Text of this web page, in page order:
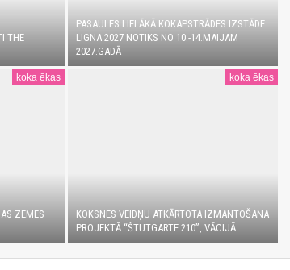
THE
PASAULES LIELĀKĀ KOKAPSTRĀDES IZSTĀDE
LIGNA 2027 NOTIKS NO 10.-14.MAIJAM
2027.GADĀ
koka ēkas
ZEMES
koka ēkas
KOKSNES VEIDŅU ATKĀRTOTA IZMANTOŠANA
PROJEKTĀ “ŠTUTGARTE 210”, VĀCIJĀ